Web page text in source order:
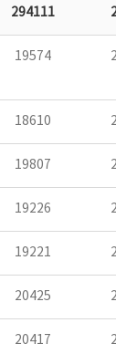
294111
19574
18610
19807
19226
19221
20425
20417